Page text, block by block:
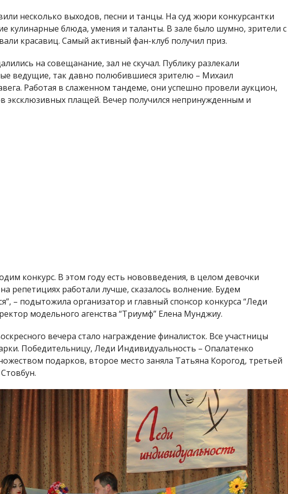
несколько выходов, песни и танцы. На суд жюри конкурсантки
кулинарные блюда, умения и таланты. В зале было шумно, зрители с
красавиц. Самый активный фан-клуб получил приз.
на совещанание, зал не скучал. Публику разлекали
ведущие, так давно полюбившиеся зрителю – Михаил
Работая в слаженном тандеме, они успешно провели аукцион,
эксклюзивных плащей. Вечер получился непринужденным и